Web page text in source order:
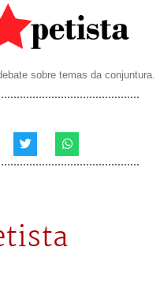
sobre temas da conjuntura.